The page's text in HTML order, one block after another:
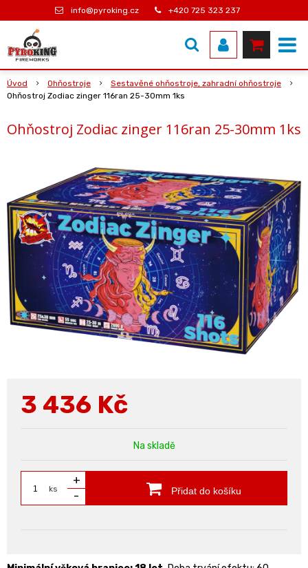
info@pyroking.cz +420 725 323 237
Úvod Ohňostroje
Sestavěné ohňostroje, zahradní ohňostroje
Ohňostroj Zodiac zinger 116ran 25-30mm 1ks
Ohňostroj Zodiac zinger 116ran 25-30mm 1ks
3 436 Kč
Na skladě
ks
+
-
Přidat do košíku